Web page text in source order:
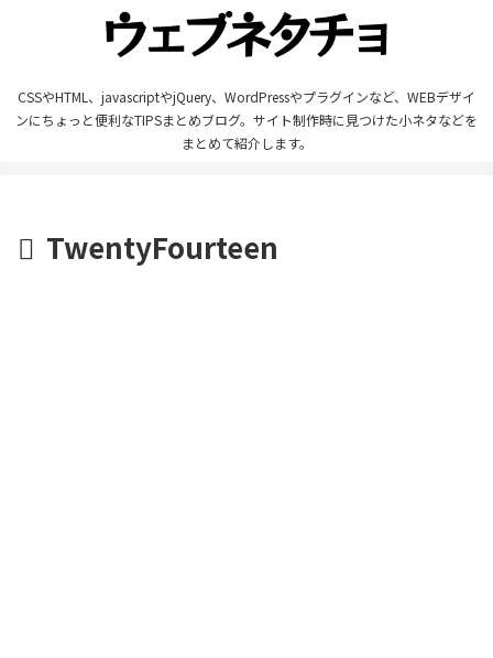
CSSやHTML、javascriptやjQuery、WordPressやプラグインなど、WEBデザイ
ンにちょっと便利なTIPSまとめブログ。サイト制作時に見つけた小ネタなどを
まとめて紹介します。
TwentyFourteen